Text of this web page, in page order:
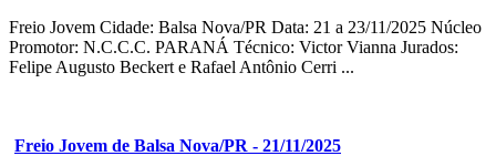
Freio Jovem Cidade: Balsa Nova/PR Data: 21 a 23/11/2025 Núcleo
Promotor: N.C.C.C. PARANÁ Técnico: Victor Vianna Jurados:
Felipe Augusto Beckert e Rafael Antônio Cerri ...
Freio Jovem de Balsa Nova/PR - 21/11/2025